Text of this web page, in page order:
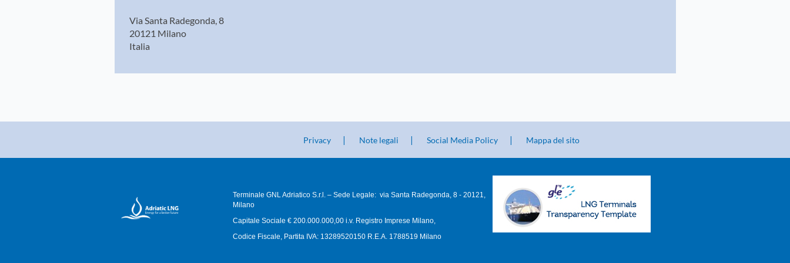
Via Santa Radegonda, 8
20121 Milano
Italia
Privacy Note legali Social Media Policy Mappa del sito
Terminale GNL Adriatico S.r.l. – Sede Legale: via Santa Radegonda, 8 - 20121,
Milano
Capitale Sociale € 200.000.000,00 i.v. Registro Imprese Milano,
Codice Fiscale, Partita IVA: 13289520150 R.E.A. 1788519 Milano